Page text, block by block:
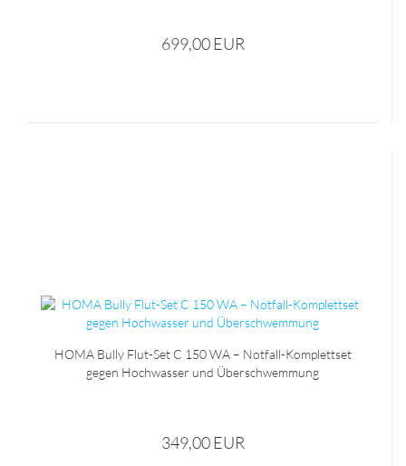
699,00 EUR
HOMA Bully Flut-Set C 150 WA – Notfall-Komplettset
gegen Hochwasser und Überschwemmung
349,00 EUR